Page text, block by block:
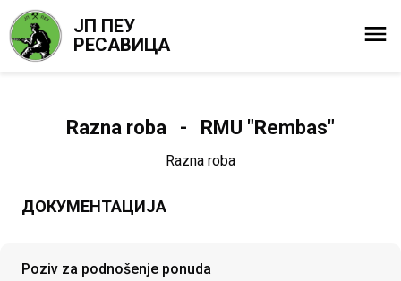
ЈП ПЕУ
РЕСАВИЦА
Razna roba - RMU "Rembas"
Razna roba
ДОКУМЕНТАЦИЈА
Poziv za podnošenje ponuda